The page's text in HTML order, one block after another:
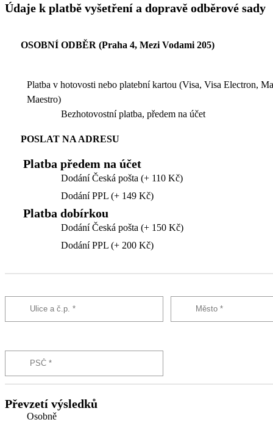
Údaje k platbě vyšetření a dopravě odběrové sady
OSOBNÍ ODBĚR (Praha 4, Mezi Vodami 205)
Platba v hotovosti nebo platební kartou (Visa, Visa Electron,
Maestro)
Bezhotovostní platba, předem na účet
POSLAT NA ADRESU
Platba předem na účet
Dodání Česká pošta (+ 110 Kč)
Dodání PPL (+ 149 Kč)
Platba dobírkou
Dodání Česká pošta (+ 150 Kč)
Dodání PPL (+ 200 Kč)
Převzetí výsledků
Osobně